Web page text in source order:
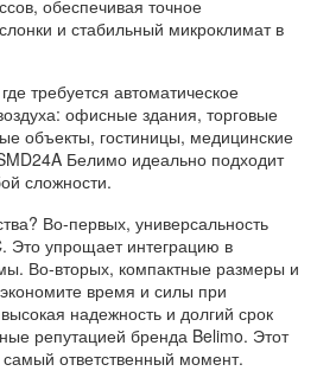
обеспечивая точное
и стабильный микроклимат в
требуется автоматическое
офисные здания, торговые
объекты, гостиницы, медицинские
Белимо идеально подходит
сложности.
Во-первых, универсальность
Это упрощает интеграцию в
Во-вторых, компактные размеры и
время и силы при
надежность и долгий срок
репутацией бренда Belimo. Этот
ответственный момент.